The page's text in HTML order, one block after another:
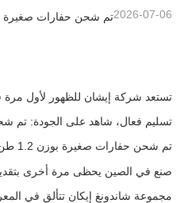
2026-07-06
تم شحن حفارات صغيرة بوزن 1.2 طن و1.5 طن في حاويات اليوم
مجموعة شاندونغ إيكان تتألق في